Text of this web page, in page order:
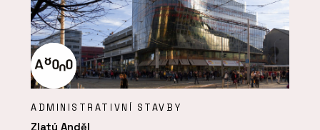
ADMINISTRATIVNÍ STAVBY
Zlatý Anděl